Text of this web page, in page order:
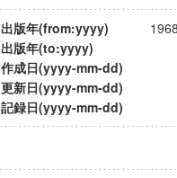
出版年(from:yyyy)
出版年(to:yyyy)
作成日(yyyy-mm-dd)
更新日(yyyy-mm-dd)
記録日(yyyy-mm-dd)